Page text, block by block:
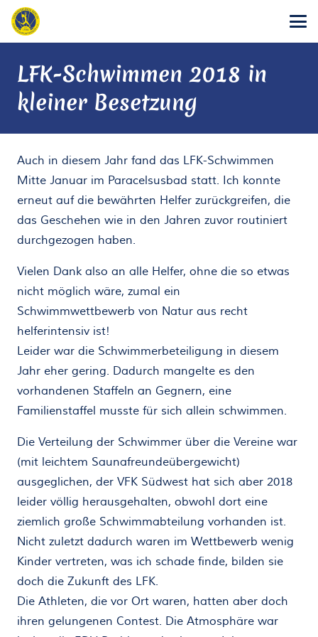
LFK-Schwimmen 2018 in
kleiner Besetzung
Auch in diesem Jahr fand das LFK-Schwimmen
Mitte Januar im Paracelsusbad statt. Ich konnte
erneut auf die bewährten Helfer zurückgreifen, die
das Geschehen wie in den Jahren zuvor routiniert
durchgezogen haben.
Vielen Dank also an alle Helfer, ohne die so etwas
nicht möglich wäre, zumal ein
Schwimmwettbewerb von Natur aus recht
helferintensiv ist!
Leider war die Schwimmerbeteiligung in diesem
Jahr eher gering. Dadurch mangelte es den
vorhandenen Staffeln an Gegnern, eine
Familienstaffel musste für sich allein schwimmen.
Die Verteilung der Schwimmer über die Vereine war
(mit leichtem Saunafreundeübergewicht)
ausgeglichen, der VFK Südwest hat sich aber 2018
leider völlig herausgehalten, obwohl dort eine
ziemlich große Schwimmabteilung vorhanden ist.
Nicht zuletzt dadurch waren im Wettbewerb wenig
Kinder vertreten, was ich schade finde, bilden sie
doch die Zukunft des LFK.
Die Athleten, die vor Ort waren, hatten aber doch
ihren gelungenen Contest. Die Atmosphäre war